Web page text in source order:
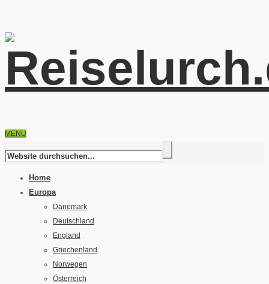
MENU
Home
Europa
Dänemark
Deutschland
England
Griechenland
Norwegen
Österreich